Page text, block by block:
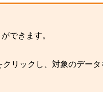
できます。
リックし、対象のデータ